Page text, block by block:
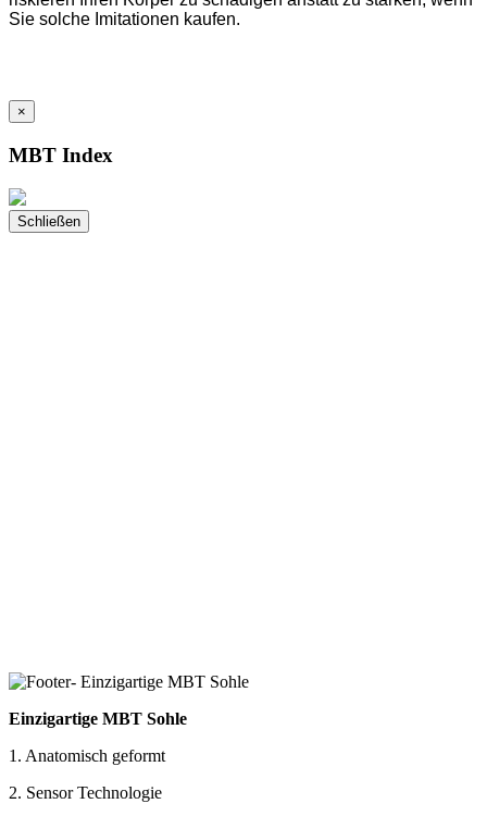
Sie solche Imitationen kaufen.
×
MBT Index
Schließen
Einzigartige MBT Sohle
1. Anatomisch geformt
2. Sensor Technologie